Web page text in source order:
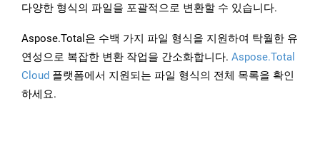
다양한 형식의 파일을 포괄적으로 변환할 수 있습니다.
Aspose.Total은 수백 가지 파일 형식을 지원하여 탁월한 유
연성으로 복잡한 변환 작업을 간소화합니다. Aspose.Total
Cloud 플랫폼에서 지원되는 파일 형식의 전체 목록을 확인
하세요.